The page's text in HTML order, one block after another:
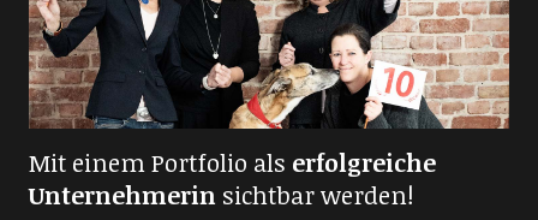
Mit einem Portfolio als erfolgreiche
Unternehmerin sichtbar werden!